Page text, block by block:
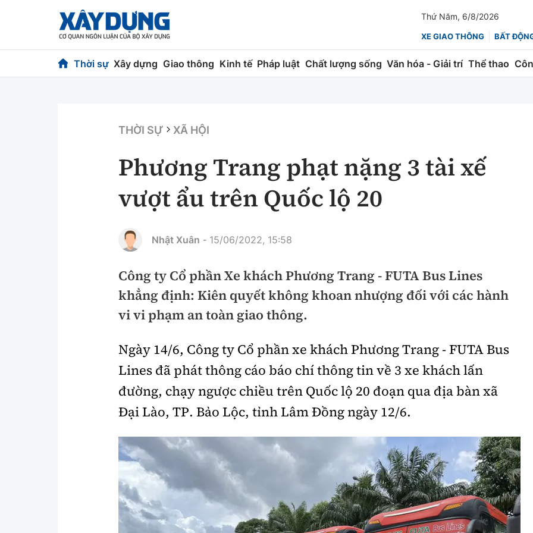
Thứ Năm, 6/8/2026
XE GIAO THÔNG BẤT
Thời sự Xây dựng Giao thông Kinh tế Pháp luật Chất lượng sống Văn hóa - Giải trí Thể thao
Chuyện dọc đường
Chỉ đạo điều hành
Vật liệu xây dựng
Giám định chất lượng
Hàng không
Đường sắt
Đường thủy
Mời thầu - Đấu thầu
Thi viết về Ngành
Chứng khoán
An toàn giao thông
Giao thông 24h
Văn hóa giao thông
Lái xe an toàn
Chung tay vì ATGT
Gương sáng giao thông
xem thêm
Chất lượng sống Văn hóa - Giải Trí
Văn hóa
Thể thao
Bóng đá
Công nghệ
Công nghệ mới
THỜI SỰ XÃ HỘI
Phương Trang phạt nặng 3 tài xế
vượt ẩu trên Quốc lộ 20
Nhật Xuân - 15/06/2022, 15:58
Công ty Cổ phần Xe khách Phương Trang - FUTA Bus Lines
khẳng định: Kiên quyết không khoan nhượng đối với các hành
vi vi phạm an toàn giao thông.
Ngày 14/6, Công ty Cổ phần xe khách Phương Trang - FUTA Bus
Lines đã phát thông cáo báo chí thông tin về 3 xe khách lấn
đường, chạy ngược chiều trên Quốc lộ 20 đoạn qua địa bàn xã
Đại Lào, TP. Bảo Lộc, tỉnh Lâm Đồng ngày 12/6.